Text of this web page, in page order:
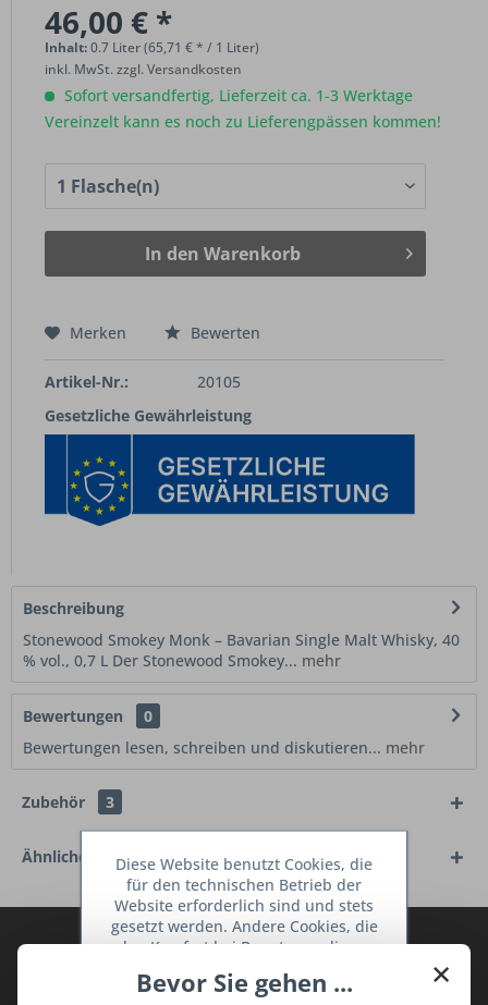
46,00 € *
Inhalt:0.7 Liter (65,71 € * / 1 Liter)
inkl. MwSt.zzgl. Versandkosten
Sofort versandfertig, Lieferzeit ca. 1-3 Werktage
Vereinzelt kann es noch zu Lieferengpässen kommen!
In den Warenkorb
Merken Bewerten
Artikel-Nr.:
20105
Gesetzliche Gewährleistung
Beschreibung
Stonewood Smokey Monk – Bavarian Single Malt Whisky, 40
% vol., 0,7 L Der Stonewood Smokey... mehr
Bewertungen
0
Bewertungen lesen, schreiben und diskutieren... mehr
Zubehör 3
Ähnliche Artikel
Abonnieren Sie den kostenlosen Deine
Sie keine Neuigkeit oder Aktion mehr aus
×
Bevor Sie gehen ...
Diese Website benutzt Cookies, die
für den technischen Betrieb der
Website erforderlich sind und stets
gesetzt werden. Andere Cookies, die
den Komfort bei Benutzung dieser
dienen oder die Interaktion mit